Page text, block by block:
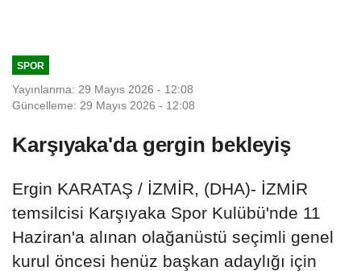
SPOR
Yayınlanma: 29 Mayıs 2026 - 12:08
Güncelleme: 29 Mayıs 2026 - 12:08
Karşıyaka'da gergin bekleyiş
Ergin KARATAŞ / İZMİR, (DHA)- İZMİR
temsilcisi Karşıyaka Spor Kulübü'nde 11
Haziran'a alınan olağanüstü seçimli genel
kurul öncesi henüz başkan adaylığı için